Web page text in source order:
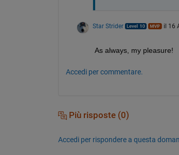
Star Strider il 16
As always, my pleasure!
Accedi per commentare.
Più risposte (0)
Accedi per rispondere a questa